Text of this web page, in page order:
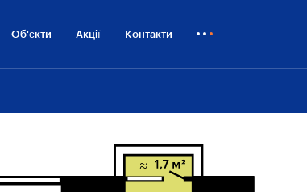
Об'єкти Акції Контакти